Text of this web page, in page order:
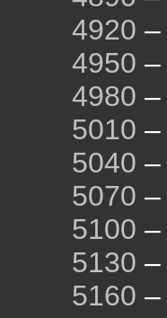
4920 –
4950 –
4980 –
5010 –
5040 –
5070 –
5100 –
5130 –
5160 –